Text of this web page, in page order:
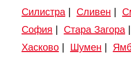
Силистра| Сливен
София
Стара Загора|
Хасково| Шумен